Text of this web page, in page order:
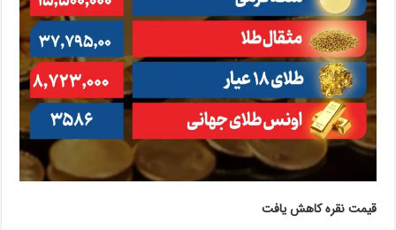
قیمت نقره کاهش یافت